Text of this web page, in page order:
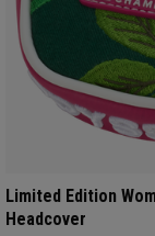
Limited Edition
Headcover